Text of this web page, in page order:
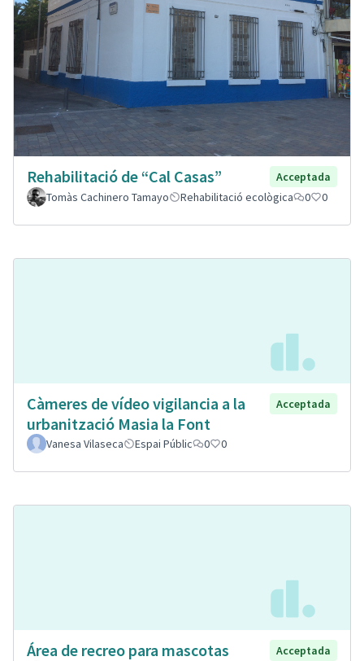
Rehabilitació de “Cal Casas”
Acceptada
Tomàs Cachinero Tamayo
Rehabilitació ecològica 0 0
Càmeres de vídeo vigilancia a la
urbanització Masia la Font
Acceptada
Vanesa Vilaseca Espai Públic 0 0
Área de recreo para mascotas
Acceptada